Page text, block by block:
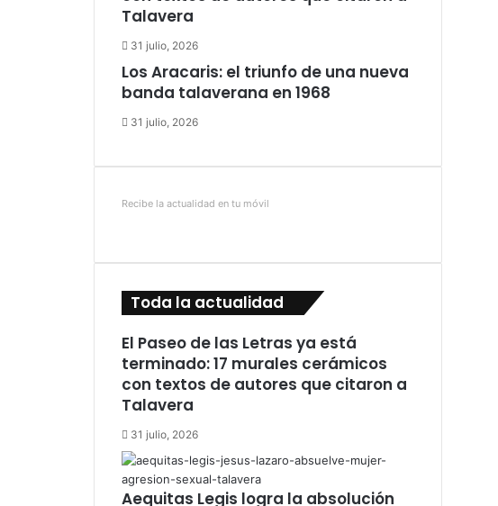
Talavera
31 julio, 2026
Los Aracaris: el triunfo de una nueva
banda talaverana en 1968
31 julio, 2026
Recibe la actualidad en tu móvil
Toda la actualidad
El Paseo de las Letras ya está
terminado: 17 murales cerámicos
con textos de autores que citaron a
Talavera
31 julio, 2026
Aequitas Legis logra la absolución